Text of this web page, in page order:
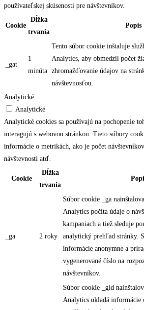
používateľskej skúsenosti pre návštevníkov.
Cookie
Dĺžka
trvania
Popis
_gat
1
minúta
Tento súbor cookie inštaluje
Analytics, aby obmedzil počet
zhromažďovanie údajov na
návštevnosťou.
Analytické
Analytické
Analytické cookies sa používajú na pochopenie
interagujú s webovou stránkou. Tieto súbory
informácie o metrikách, ako je počet
návštevnosti atď.
Cookie
Dĺžka
trvania
_ga 2 roky
Súbor cookie _ga
Analytics počíta údaje o
kampaniach a tiež sleduje
analytický prehľad stránky.
informácie anonymne a
vygenerované číslo na
návštevníkov.
Súbor cookie _gid
Analytics ukladá informácie